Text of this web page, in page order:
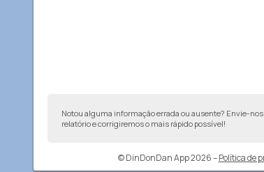
Notou alguma informação errada ou ausente? Envie-
relatório e corrigiremos o mais rápido possível!
© DinDonDan App 2026– Política de